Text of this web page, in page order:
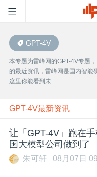
首
页
雷
峰
GPT-4V
本专题为雷峰网的GPT-4V专题
的最近资讯，雷峰网是国内智能
这里你能看到未..
GPT-4V最新资讯
让「GPT-4V」跑在
国大模型公司做到了
朱可轩 08月07日